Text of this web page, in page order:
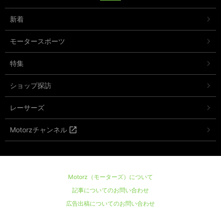
新着
モータースポーツ
特集
ショップ探訪
レーサーズ
Motorzチャンネル
Motorz（モーターズ）について
記事についてのお問い合わせ
広告出稿についてのお問い合わせ